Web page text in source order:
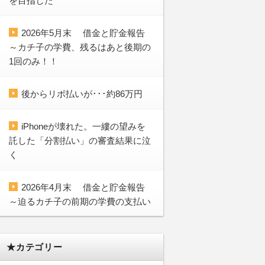
2026年5月末 借金と貯金報告
～カチ子の学費、残るはあと後期の
1回のみ！！
後からリボ払いが･･･約86万円
iPhoneが壊れた。一縷の望みを
託した「分割払い」の審査結果に泣
く
2026年4月末 借金と貯金報告
～迫るカチ子の前期の学費の支払い
★カテゴリー